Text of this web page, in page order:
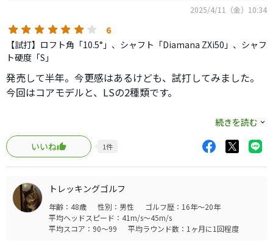
2025/4/11（金）10:34
6
【試打】ロフト角「10.5°」、シャフト「Diamana ZXi50」、シャフ
ト硬度「S」
発売して半年。今更感はあるけども、試打してみました。
今回はコアモデルと、LSの2種類です。
見た目はマットブラック。フェースも同様です。
コブラのDS系に似ています。クラウン部とフェースの境目
が少しわかりづらいですね。
コアモデルらしい、大きめの投影面積。ウエイトは後ろに
２つ配置されています。入れ替えて、重心距離を調整できる
仕様でしょうか。LSは前後に入れ替えられる作りでした。
試打をしてみます。
続きを読む
いいね
1件
トレッキングゴルフ
年齢：48歳 性別：男性
ゴルフ歴：16年～20年
平均ヘッドスピード：41m/s～45m/s
平均スコア：90～99
平均ラウンド数：1ヶ月に1回程度